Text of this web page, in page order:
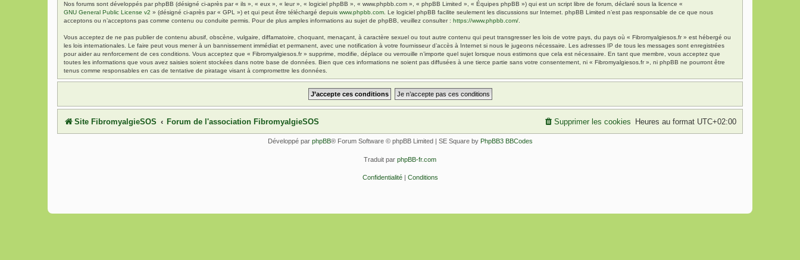
Nos forums sont développés par phpBB (désigné ci-après par « ils », « eux », « leur », « logiciel phpBB », « www.phpbb.com », « phpBB Limited », « Équipes phpBB ») qui est un script libre de forum, déclaré sous la licence «
GNU General Public License v2 » (désigné ci-après par « GPL ») et qui peut être téléchargé depuis www.phpbb.com . Le logiciel phpBB facilite seulement les discussions sur Internet. phpBB Limited n’est pas responsable de ce que nous
acceptons ou n’acceptons pas comme contenu ou conduite permis. Pour de plus amples informations au sujet de phpBB, veuillez consulter : https://www.phpbb.com/
Vous acceptez de ne pas publier de contenu abusif, obscène, vulgaire, diffamatoire, choquant, menaçant, à caractère sexuel ou tout autre contenu qui peut transgresser les lois de votre pays, du pays où « Fibromyalgiesos.fr » est hébergé ou
les lois internationales. Le faire peut vous mener à un bannissement immédiat et permanent, avec une notification à votre fournisseur d’accès à Internet si nous le jugeons nécessaire. Les adresses IP de tous les messages sont enregistrées
pour aider au renforcement de ces conditions. Vous acceptez que « Fibromyalgiesos.fr » supprime, modifie, déplace ou verrouille n’importe quel sujet lorsque nous estimons que cela est nécessaire. En tant que membre, vous acceptez que
toutes les informations que vous avez saisies soient stockées dans notre base de données. Bien que ces informations ne soient pas diffusées à une tierce partie sans votre consentement, ni « Fibromyalgiesos.fr », ni phpBB ne pourront être
tenus comme responsables en cas de tentative de piratage visant à compromettre les données.
Site FibromyalgieSOS Forum de l'association FibromyalgieSOS Heures au format UTC+02:00
Supprimer les cookies
Développé par phpBB® Forum Software © phpBB Limited | SE Square by PhpBB3 BBCodes
Traduit par phpBB-fr.com
Confidentialité| Conditions